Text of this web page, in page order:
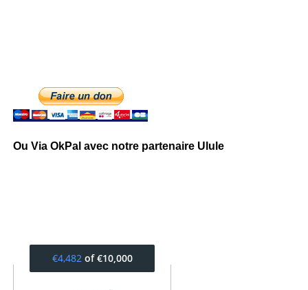
Ou Via OkPal avec notre partenaire Ulule